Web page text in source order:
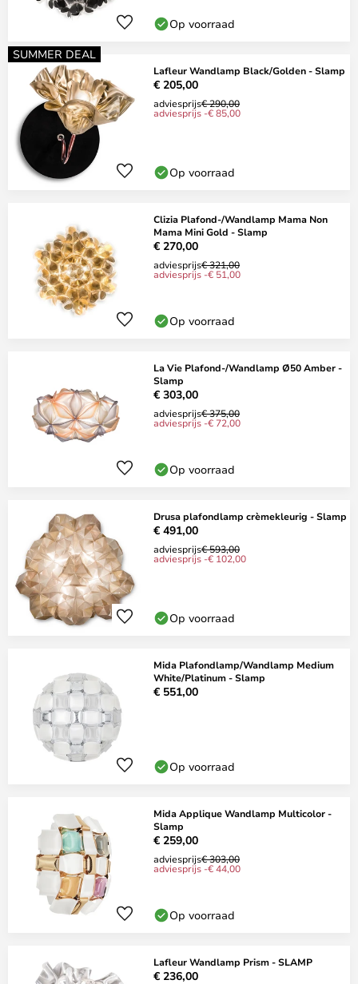
Op voorraad
SUMMER DEAL
Lafleur Wandlamp Black/Golden - Slamp
€ 205,00
adviesprijs€ 290,00
adviesprijs -€ 85,00
Op voorraad
Clizia Plafond-/Wandlamp Mama Non
Mama Mini Gold - Slamp
€ 270,00
adviesprijs€ 321,00
adviesprijs -€ 51,00
Op voorraad
La Vie Plafond-/Wandlamp Ø50 Amber -
Slamp
€ 303,00
adviesprijs€ 375,00
adviesprijs -€ 72,00
Op voorraad
Drusa plafondlamp crèmekleurig - Slamp
€ 491,00
adviesprijs€ 593,00
adviesprijs -€ 102,00
Op voorraad
Mida Plafondlamp/Wandlamp Medium
White/Platinum - Slamp
€ 551,00
Op voorraad
Mida Applique Wandlamp Multicolor -
Slamp
€ 259,00
adviesprijs€ 303,00
adviesprijs -€ 44,00
Op voorraad
Lafleur Wandlamp Prism - SLAMP
€ 236,00